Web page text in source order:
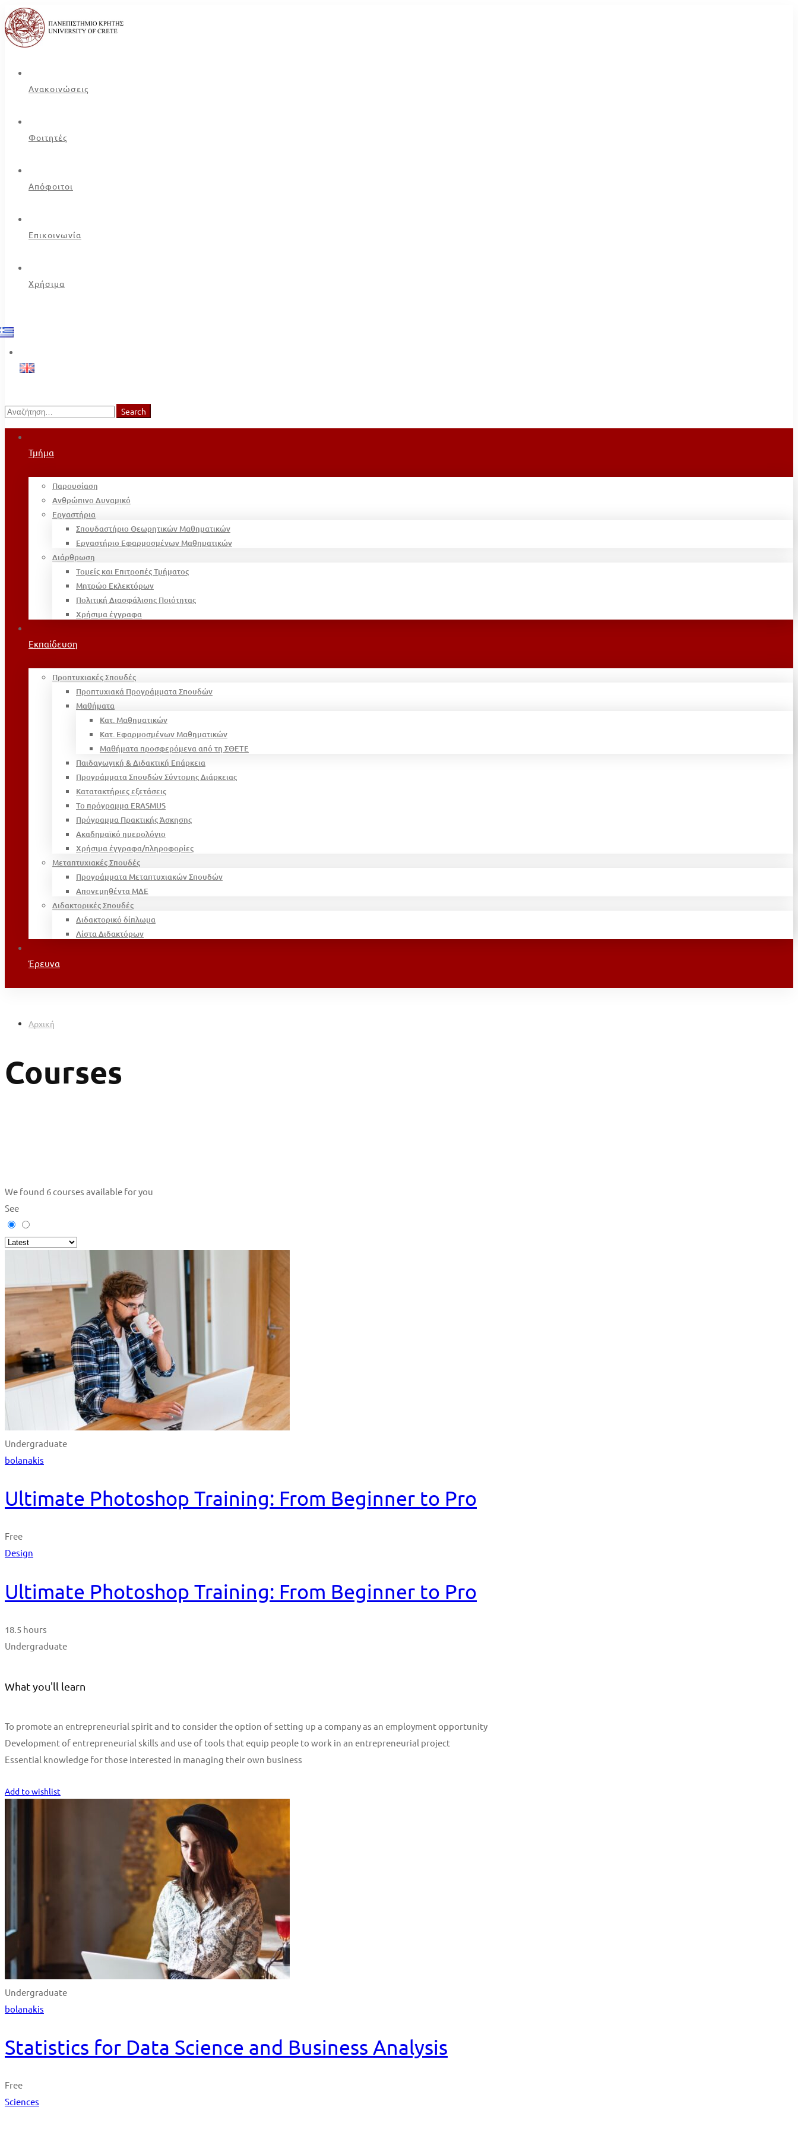
Ανακοινώσεις
Φοιτητές
Απόφοιτοι
Επικοινωνία
Χρήσιμα
Search
for:
Search
Τμήμα
Παρουσίαση
Ανθρώπινο Δυναμικό
Εργαστήρια
Σπουδαστήριο Θεωρητικών Μαθηματικών
Εργαστήριο Εφαρμοσμένων Μαθηματικών
Διάρθρωση
Τομείς και Επιτροπές Τμήματος
Μητρώο Εκλεκτόρων
Πολιτική Διασφάλισης Ποιότητας
Χρήσιμα έγγραφα
Εκπαίδευση
Προπτυχιακές Σπουδές
Προπτυχιακά Προγράμματα Σπουδών
Μαθήματα
Κατ. Μαθηματικών
Κατ. Εφαρμοσμένων Μαθηματικών
Μαθήματα προσφερόμενα από τη ΣΘΕΤΕ
Παιδαγωγική & Διδακτική Επάρκεια
Προγράμματα Σπουδών Σύντομης Διάρκειας
Κατατακτήριες εξετάσεις
Το πρόγραμμα ERASMUS
Πρόγραμμα Πρακτικής Άσκησης
Ακαδημαϊκό ημερολόγιο
Χρήσιμα έγγραφα/πληροφορίες
Μεταπτυχιακές Σπουδές
Προγράμματα Μεταπτυχιακών Σπουδών
Απονεμηθέντα ΜΔΕ
Διδακτορικές Σπουδές
Διδακτορικό δίπλωμα
Λίστα Διδακτόρων
Έρευνα
Αρχική
Courses
We found 6courses available for you
See
Undergraduate
bolanakis
Ultimate Photoshop Training: From Beginner to Pro
Free
Design
Ultimate Photoshop Training: From Beginner to Pro
18.5 hours
Undergraduate
What you'll learn
To promote an entrepreneurial spirit and to consider the option of setting up a company as an employment opportunity
Development of entrepreneurial skills and use of tools that equip people to work in an entrepreneurial project
Essential knowledge for those interested in managing their own business
Add to wishlist
Undergraduate
bolanakis
Statistics for Data Science and Business Analysis
Free
Sciences